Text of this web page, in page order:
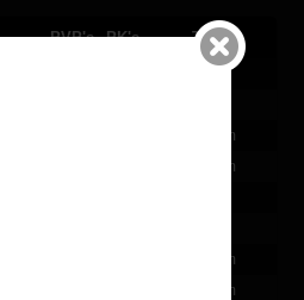
PVP's PK's Time
8d, 14h 48m
3d, 22h 56m
3d, 19h 48m
73d, 8h 19m